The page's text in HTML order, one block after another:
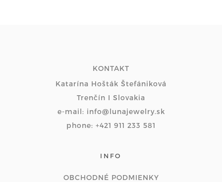
KONTAKT
Katarína Hošták Štefániková
Trenčín I Slovakia
e-mail: info@lunajewelry.sk
phone: +421 911 233 581
INFO
OBCHODNÉ PODMIENKY